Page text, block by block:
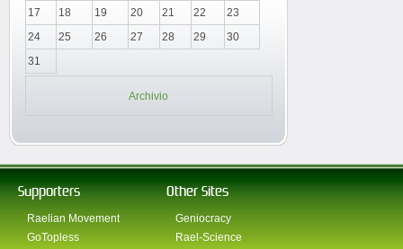
17
18 19 20 21 22
23
24
25 26 27 28 29
30
31
Archivio
Supporters
Raelian Movement
GoTopless
Other Sites
Geniocracy
Rael-Science